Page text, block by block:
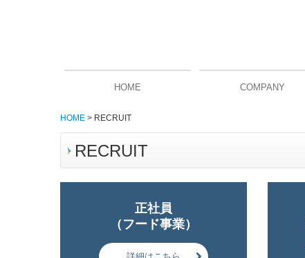
HOME COMPANY
HOME RECRUIT
RECRUIT
正社員
（フード事業）